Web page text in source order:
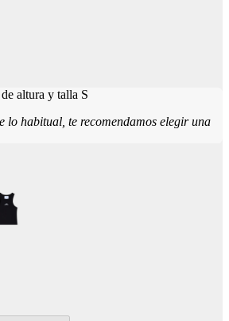
altura y talla S
lo habitual, te recomendamos elegir una